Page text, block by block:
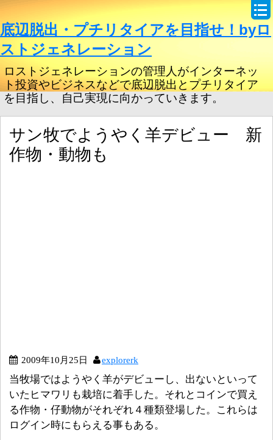
底辺脱出・プチリタイアを目指せ！byロ
ストジェネレーション
ロストジェネレーションの管理人がインターネッ
ト投資やビジネスなどで底辺脱出とプチリタイア
を目指し、自己実現に向かっていきます。
サン牧でようやく羊デビュー 新
作物・動物も
2009年10月25日 explorerk
当牧場ではようやく羊がデビューし、出ないといって
いたヒマワリも栽培に着手した。それとコインで買え
る作物・仔動物がそれぞれ４種類登場した。これらは
ログイン時にもらえる事もある。